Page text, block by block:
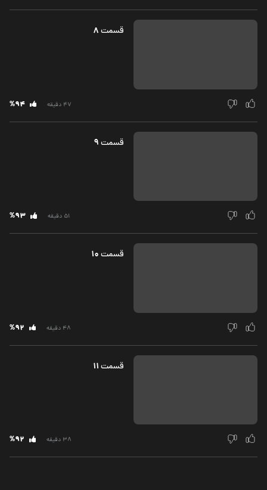
قسمت‌8
47 دقیقه %94
قسمت‌9
51 دقیقه %93
قسمت‌10
48 دقیقه %92
قسمت‌11
38 دقیقه %92